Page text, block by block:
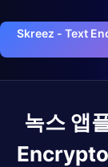
Skreez - Text
녹스 앱